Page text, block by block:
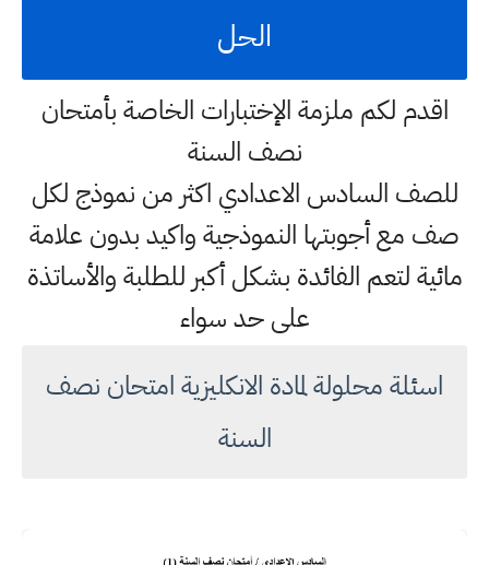
الحل
اقدم لكم ملزمة الإختبارات الخاصة بأمتحان
نصف السنة
للصف السادس الاعدادي اكثر من نموذج لكل
صف مع أجوبتها النموذجية واكيد بدون علامة
مائية لتعم الفائدة بشكل أكبر للطلبة والأساتذة
على حد سواء
اسئلة محلولة لمادة الانكليزية امتحان نصف
السنة